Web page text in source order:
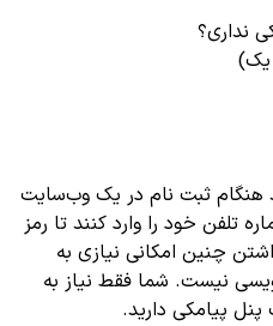
نداری؟
یک)
هنگام ثبت نام در یک وب‌سایت
تلفن خود را وارد کنند تا رمز
چنین امکانی نیازی به
نیست. شما فقط نیاز به
پیامکی دارید.